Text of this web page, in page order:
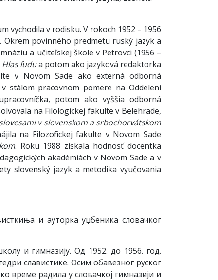
vychodila v rodisku. V rokoch 1952 – 1956
povinného predmetu ruský jazyk a
a učiteľskej škole v Petrovci (1956 –
Hlas ľudua potom ako jazyková redaktorka
v Novom Sade ako externá odborná
stálom pracovnom pomere na Oddelení
potom ako vyššia odborná
na Filologickej fakulte v Belehrade,
v slovenskom a srbochorvátskom
na Filozofickej fakulte v Novom Sade
. Roku 1988 získala hodnosť docentka
akadémiách v Novom Sade a v
slovenský jazyk a metodika vyučovania
и ауторка уџбеника словачког
и гимназију. Од 1952. до 1956. год.
славистике. Осим обавезног руског
време радила у словачкој гимназији и